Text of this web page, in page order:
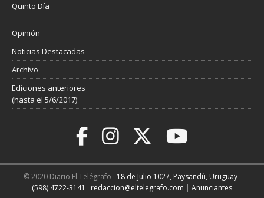
Quinto Día
Opinión
Noticias Destacadas
Archivo
Ediciones anteriores
(hasta el 5/6/2017)
© 2020 Diario El Telégrafo · 18 de Julio 1027, Paysandú, Uruguay·
(598) 4722-3141 · redaccion@eltelegrafo.com | Anunciantes